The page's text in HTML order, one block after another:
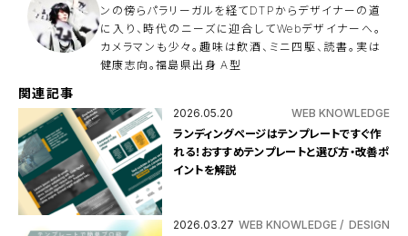
ンの傍らパラリーガルを経てDTPからデザイナーの道
に入り、時代のニーズに迎合してWebデザイナーへ。
カメラマンも少々。趣味は飲酒、ミニ四駆、読書。実は
健康志向。福島県出身 A型
関連記事
2026.05.20 WEB KNOWLEDGE
ランディングページはテンプレートですぐ作
れる！おすすめテンプレートと選び方・改善ポ
イントを解説
2026.03.27 WEB KNOWLEDGE DESIGN